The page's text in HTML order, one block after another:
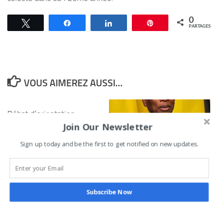
Épingle 0
PARTAGES
VOUS AIMEREZ AUSSI...
Débat d’orientation
budgétaire 2027-2029 :
Koukpémédji plaide pour
aux dialysés
séance de concertation ce
mercredi entre Patrice
Talon et les responsables
Join Our Newsletter
Sign up today and be the first to get notified on new updates.
Subscribe Now